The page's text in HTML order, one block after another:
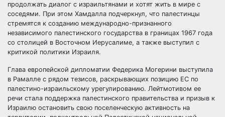
продолжать диалог с израильтянами и хотят жить в мире с
соседями. При этом Хамдалла подчеркнул, что палестинцы
стремятся к созданию международно-признанного
независимого палестинского государства в границах 1967 года
со столицей в Восточном Иерусалиме, а также выступил с
критикой политики Израиля.
Глава европейской дипломатии Федерика Могерини выступила
в Рамалле с рядом тезисов, раскрывающих позицию ЕС по
палестино-израильскому урегулированию. Лейтмотивом ее
речи стала поддержка палестинского правительства и призыв к
Израилю остановить свою поселенческую активность на